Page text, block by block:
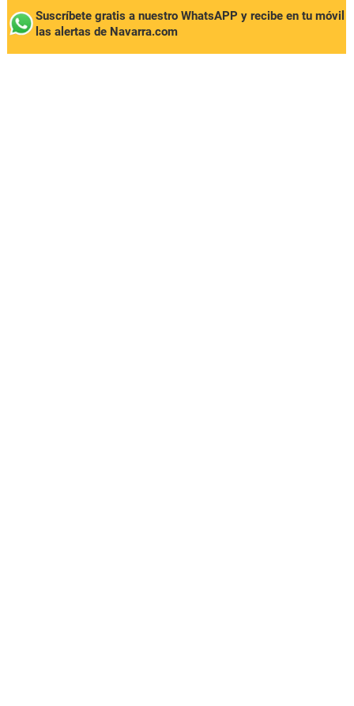
Suscríbete gratis a nuestro WhatsAPP y recibe en tu móvil
las alertas de Navarra.com